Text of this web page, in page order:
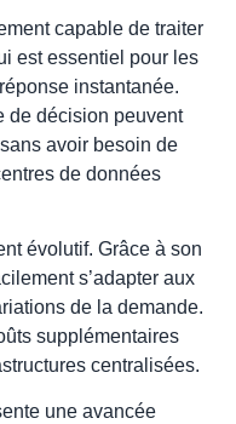
capable de traiter
est essentiel pour les
instantanée.
de décision peuvent
avoir besoin de
de données
évolutif. Grâce à son
s’adapter aux
de la demande.
supplémentaires
centralisées.
une avancée